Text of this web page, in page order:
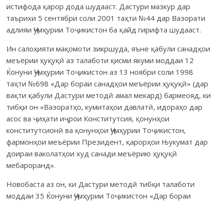
истифода қарор дода шудааст. Дастури мазкур дар
таърихи 5 сентябри соли 2001 таҳти №44 дар Вазорати
адлияи Ҷумҳурии Тоҷикистон ба қайд гирифта шудааст.
Ин салоҳияти мақомоти зикршуда, яъне қабули санадҳои
меъёрии ҳуқуқӣ аз талаботи қисми якуми моддаи 12
Ќонуни Ҷумҳурии Тоҷикистон аз 13 ноябри соли 1998
таҳти №698 «Дар бораи санадҳои меъёрии ҳуқуқӣ» (дар
вақти қабули Дастури методӣ амал мекард) бармеояд, ки
тибқи он «Вазоратҳо, кумитаҳои давлатӣ, идораҳо дар
асос ва ҷиҳати иҷрои Конститутсия, қонунҳои
конститутсионӣ ва қонунҳои Ҷумҳурии Тоҷикистон,
фармонҳои меъёрии Президент, қарорҳои Њукумат дар
доираи ваколатҳои худ санади меъёрию ҳуқуқӣ
мебароранд».
Новобаста аз он, ки Дастури методӣ тибқи талаботи
моддаи 35 Ќонуни Ҷумҳурии Тоҷикистон «Дар бораи